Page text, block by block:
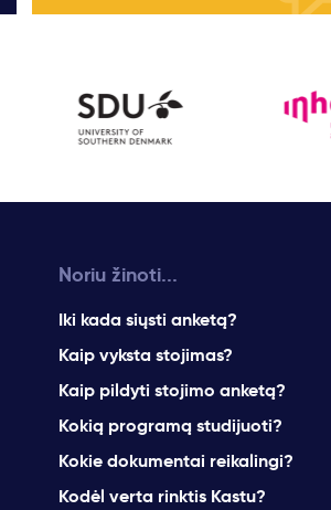
Noriu žinoti...
Iki kada siųsti anketą?
Kaip vyksta stojimas?
Kaip pildyti stojimo anketą?
Kokią programą studijuoti?
Kokie dokumentai reikalingi?
Kodėl verta rinktis Kastu?